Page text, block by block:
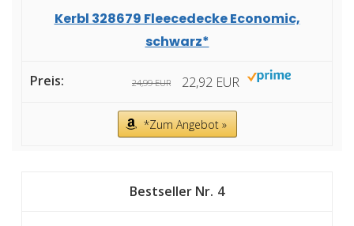
Kerbl 328679 Fleecedecke Economic,
schwarz*
24,99 EUR 22,92 EUR
*Zum Angebot »
4